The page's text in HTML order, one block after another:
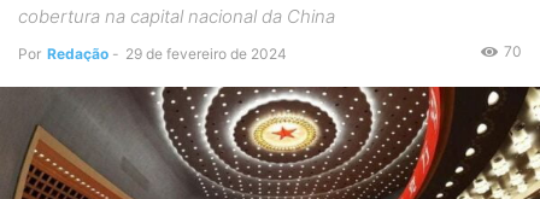
cobertura na capital nacional da China
Por Redação - 29 de fevereiro de 2024 70